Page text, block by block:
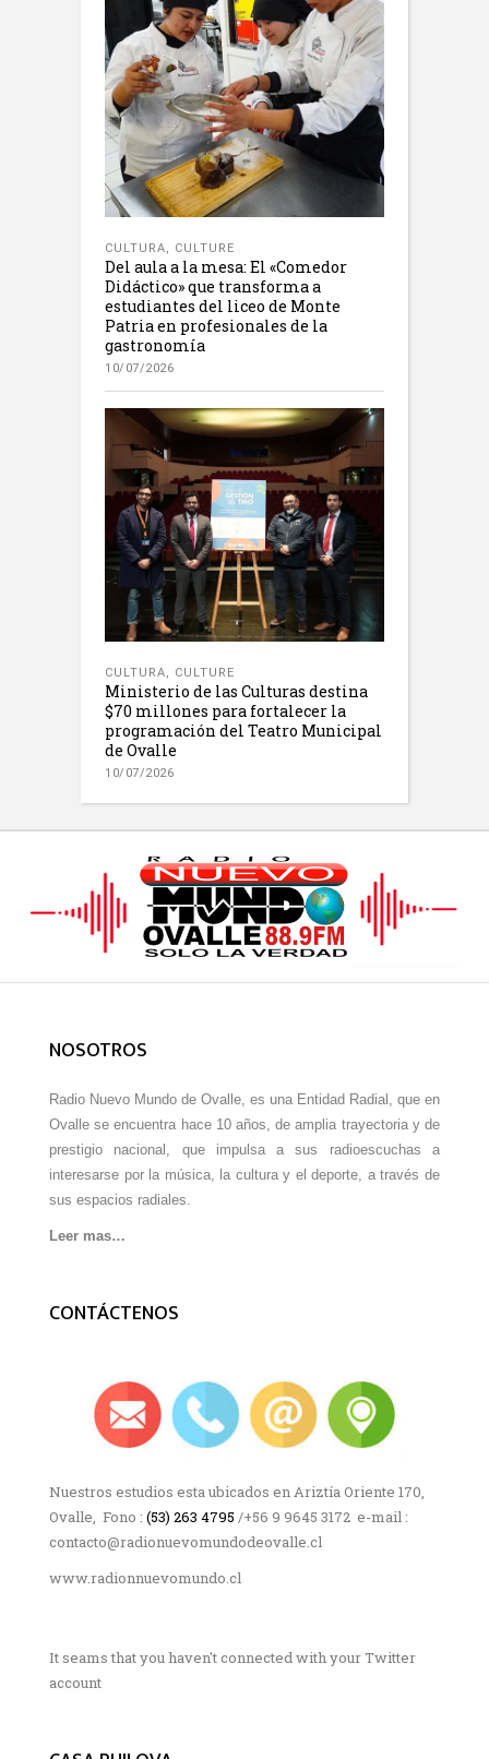
CULTURA, CULTURE
Del aula a la mesa: El «Comedor
Didáctico» que transforma a
estudiantes del liceo de Monte
Patria en profesionales de la
gastronomía
10/07/2026
CULTURA, CULTURE
Ministerio de las Culturas destina
$70 millones para fortalecer la
programación del Teatro Municipal
de Ovalle
10/07/2026
NOSOTROS
Radio Nuevo Mundo de Ovalle, es una Entidad Radial, que en
Ovalle se encuentra hace 10 años, de amplia trayectoria y de
prestigio nacional, que impulsa a sus radioescuchas a
interesarse por la música, la cultura y el deporte, a través de
sus espacios radiales.
Leer mas…
CONTÁCTENOS
Nuestros estudios esta ubicados en Ariztía Oriente 170,
Ovalle, Fono : (53) 263 4795 /+56 9 9645 3172 e-mail :
contacto@radionuevomundodeovalle.cl
www.radionnuevomundo.cl
It seams that you haven't connected with your Twitter
account